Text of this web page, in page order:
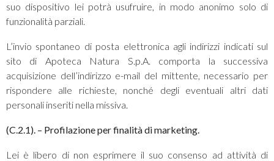
suo dispositivo lei potrà usufruire, in modo anonimo solo di
funzionalità parziali.
L’invio spontaneo di posta elettronica agli indirizzi indicati sul
sito di Apoteca Natura S.p.A. comporta la successiva
acquisizione dell’indirizzo e-mail del mittente, necessario per
rispondere alle richieste, nonché degli eventuali altri dati
personali inseriti nella missiva.
(C.2.1). – Profilazione per finalità di marketing.
Lei è libero di non esprimere il suo consenso ad attività di